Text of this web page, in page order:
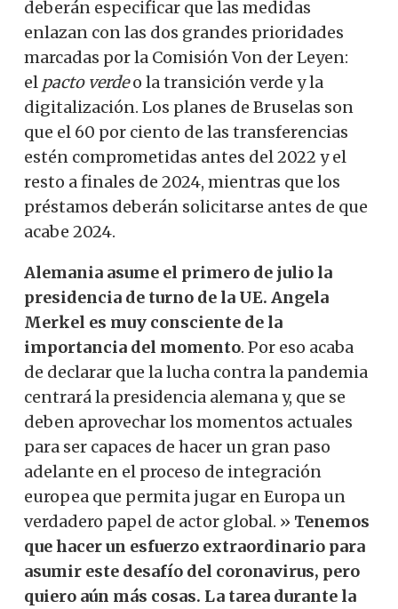
deberán especificar que las medidas
enlazan con las dos grandes prioridades
marcadas por la Comisión Von der Leyen:
el pacto verdeo la transición verde y la
digitalización. Los planes de Bruselas son
que el 60 por ciento de las transferencias
estén comprometidas antes del 2022 y el
resto a finales de 2024, mientras que los
préstamos deberán solicitarse antes de que
acabe 2024.
Alemania asume el primero de julio la
presidencia de turno de la UE. Angela
Merkel es muy consciente de la
importancia del momento. Por eso acaba
de declarar que la lucha contra la pandemia
centrará la presidencia alemana y, que se
deben aprovechar los momentos actuales
para ser capaces de hacer un gran paso
adelante en el proceso de integración
europea que permita jugar en Europa un
verdadero papel de actor global. » Tenemos
que hacer un esfuerzo extraordinario para
asumir este desafío del coronavirus, pero
quiero aún más cosas. La tarea durante la